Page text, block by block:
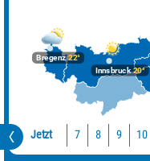
Bregenz22°
Innsbruck20°
Jetzt 7 8 9 10